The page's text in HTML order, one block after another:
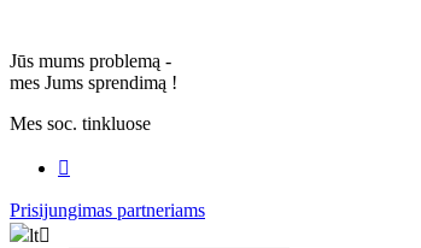
Jūs mums problemą -
mes Jums sprendimą !
Mes soc. tinkluose
Prisijungimas partneriams
lt